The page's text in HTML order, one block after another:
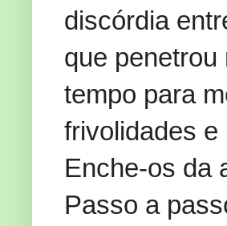
discórdia
que
tempo para
frivolidades
Enche-os da
Passo a